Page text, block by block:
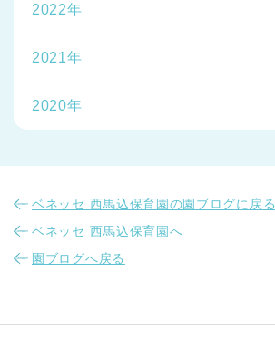
2022年
2021年
2020年
ベネッセ 西馬込保育園の園ブログに戻る
ベネッセ 西馬込保育園へ
園ブログへ戻る